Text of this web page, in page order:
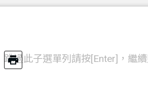
跳過此子選單列請按[Enter]，繼